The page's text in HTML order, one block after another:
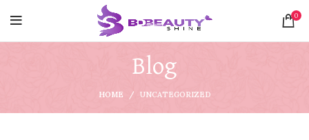
0
Blog
HOME UNCATEGORIZED